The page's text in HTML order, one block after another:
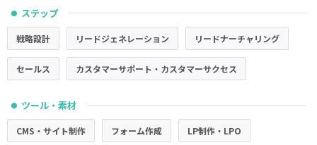
● ステップ
戦略設計 リードジェネレーション リードナーチャリング
セールス カスタマーサポート・カスタマーサクセス
● ツール・素材
CMS・サイト制作 フォーム作成 LP制作・LPO